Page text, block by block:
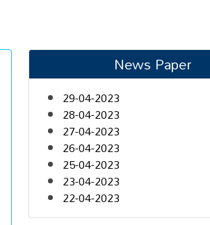
News Paper
29-04-2023
28-04-2023
27-04-2023
26-04-2023
25-04-2023
23-04-2023
22-04-2023